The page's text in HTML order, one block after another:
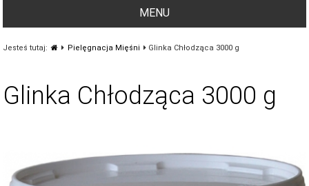
MENU
Jesteś tutaj: Pielęgnacja Mięśni Glinka Chłodząca 3000 g
Glinka Chłodząca 3000 g